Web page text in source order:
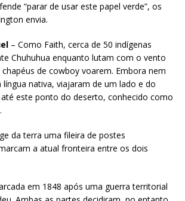
“parar de usar este papel verde”, os
envia.
– Como Faith, cerca de 50 indígenas
Chuhuhua enquanto lutam com o vento
de cowboy voarem. Embora nem
nativa, viajaram de um lado e do
este ponto do deserto, conhecido como
da terra uma fileira de postes
a atual fronteira entre os dois
em 1848 após uma guerra territorial